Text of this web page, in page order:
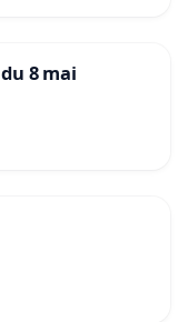
8 mai